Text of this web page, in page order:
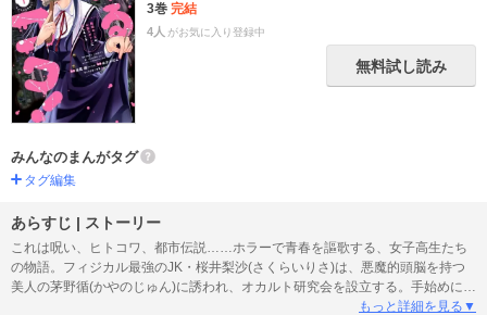
3巻 完結
4人 がお気に入り登録中
無料試し読み
みんなのまんがタグ
タグ編集
あらすじ | ストーリー
これは呪い、ヒトコワ、都市伝説……ホラーで青春を謳歌する、女子高生たち
の物語。フィジカル最強のJK・桜井梨沙(さくらいりさ)は、悪魔的頭脳を持つ
美人の茅野循(かやのじゅん)に誘われ、オカルト研究会を設立する。手始めに廃
病院に向かう梨沙と循。だがそんな2人に、危険な男たちの魔の手が迫る――。
もっと詳細を見る▼